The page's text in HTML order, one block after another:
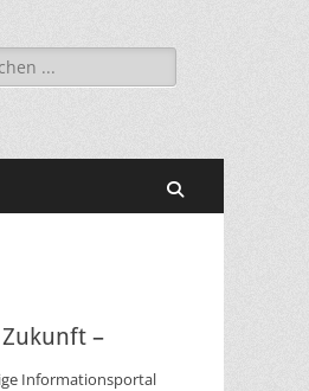
–
Informationsportal